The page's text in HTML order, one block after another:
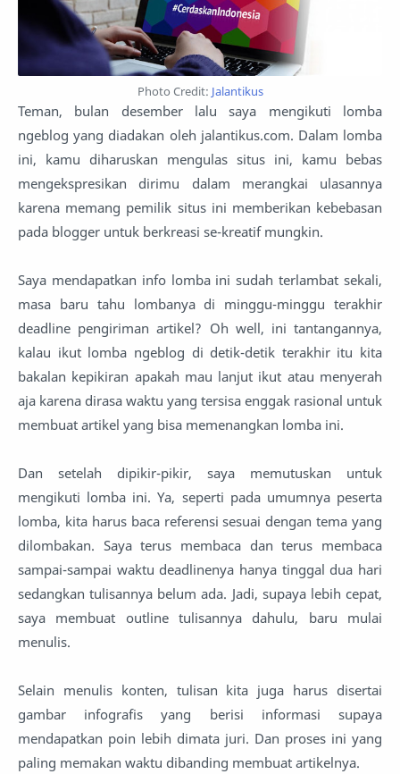
Photo Credit: Jalantikus
Teman, bulan desember lalu saya mengikuti lomba
ngeblog yang diadakan oleh jalantikus.com. Dalam lomba
ini, kamu diharuskan mengulas situs ini, kamu bebas
mengekspresikan dirimu dalam merangkai ulasannya
karena memang pemilik situs ini memberikan kebebasan
pada blogger untuk berkreasi se-kreatif mungkin.
Saya mendapatkan info lomba ini sudah terlambat sekali,
masa baru tahu lombanya di minggu-minggu terakhir
deadline pengiriman artikel? Oh well, ini tantangannya,
kalau ikut lomba ngeblog di detik-detik terakhir itu kita
bakalan kepikiran apakah mau lanjut ikut atau menyerah
aja karena dirasa waktu yang tersisa enggak rasional untuk
membuat artikel yang bisa memenangkan lomba ini.
Dan setelah dipikir-pikir, saya memutuskan untuk
mengikuti lomba ini. Ya, seperti pada umumnya peserta
lomba, kita harus baca referensi sesuai dengan tema yang
dilombakan. Saya terus membaca dan terus membaca
sampai-sampai waktu deadlinenya hanya tinggal dua hari
sedangkan tulisannya belum ada. Jadi, supaya lebih cepat,
saya membuat outline tulisannya dahulu, baru mulai
menulis.
Selain menulis konten, tulisan kita juga harus disertai
gambar infografis yang berisi informasi supaya
mendapatkan poin lebih dimata juri. Dan proses ini yang
paling memakan waktu dibanding membuat artikelnya.